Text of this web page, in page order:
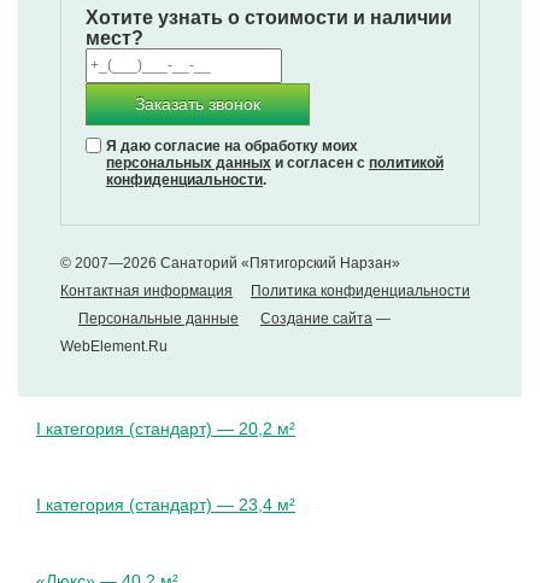
Хотите узнать о стоимости и наличии
мест?
Заказать звонок
Я даю согласие на обработку моих
персональных данных и согласен с политикой
конфиденциальности.
© 2007—2026 Санаторий «Пятигорский Нарзан»
Контактная информация
Политика конфиденциальности
Персональные данные
Создание сайта —
WebElement.Ru
I категория (стандарт) — 20,2 м²
I категория (стандарт) — 23,4 м²